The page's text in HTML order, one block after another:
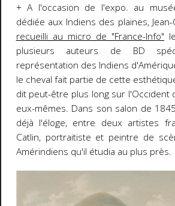
+ A l'occasion de l'expo. au
dédiée aux Indiens des plaines,
recueilli au micro de "France-Info"
plusieurs auteurs de BD
représentation des Indiens
le cheval fait partie de cette
dit peut-être plus long sur l'Occident
eux-mêmes. Dans son salon de
déjà l'éloge, entre deux artistes
Catlin, portraitiste et peintre de
Amérindiens qu'il étudia au plus près.